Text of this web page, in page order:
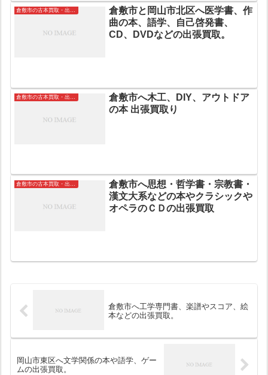
倉敷市と岡山市北区へ医学書、作
曲の本、語学、自己啓発書、
CD、DVDなどの出張買取。
倉敷市へ木工、DIY、アウトドア
の本 出張買取り
倉敷市へ思想・哲学書・宗教書・
漢文大系などの本やクラシックや
オペラのＣＤの出張買取
倉敷市へ工学専門書、楽譜やスコア、絵
本などの出張買取。
岡山市東区へ文学関係の本や語学、ゲー
ムの出張買取。